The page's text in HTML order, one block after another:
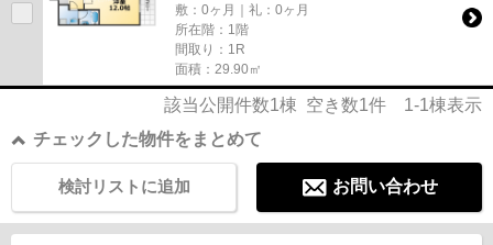
敷：0ヶ月｜礼：0ヶ月
所在階：1階
間取り：1R
面積：29.90㎡
該当公開件数1棟 空き数1件 1-1棟表示
チェックした物件をまとめて
お問い合わせ
検討リストに追加